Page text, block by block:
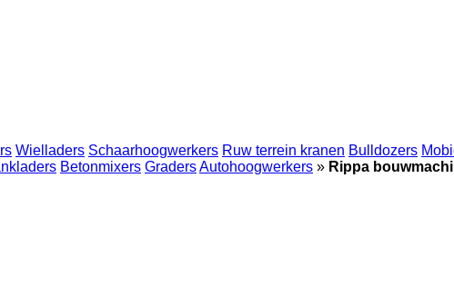
Wielladers Schaarhoogwerkers Ruw terrein kranen Bulldozers
Betonmixers GradersAutohoogwerkers » Rippa